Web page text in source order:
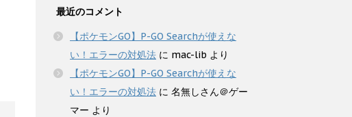
最近のコメント
【ポケモンGO】P-GO Searchが使えな
い！エラーの対処法 に mac-lib より
【ポケモンGO】P-GO Searchが使えな
い！エラーの対処法 に 名無しさん＠ゲー
マー より